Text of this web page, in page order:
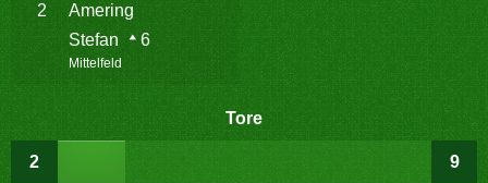
2
Amering
Stefan
6
Mittelfeld
Tore
2 9